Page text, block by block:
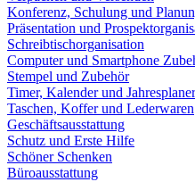
Konferenz, Schulung und
Präsentation und
Schreibtischorganisation
Computer und Smartphone
Stempel und Zubehör
Timer, Kalender und Jahresplaner
Taschen, Koffer und Lederwaren
Geschäftsausstattung
Schutz und Erste Hilfe
Schöner Schenken
Büroausstattung